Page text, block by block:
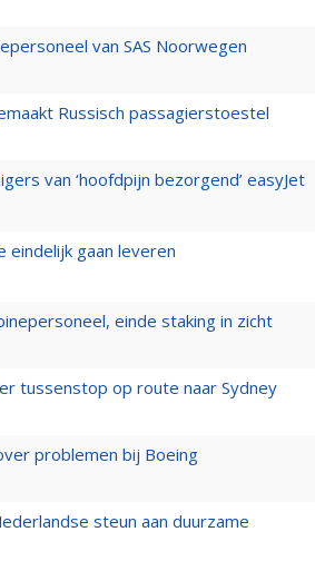
van SAS Noorwegen
Russisch passagierstoestel
van ‘hoofdpijn bezorgend’ easyJet
eindelijk gaan leveren
einde staking in zicht
tussenstop op route naar Sydney
problemen bij Boeing
steun aan duurzame